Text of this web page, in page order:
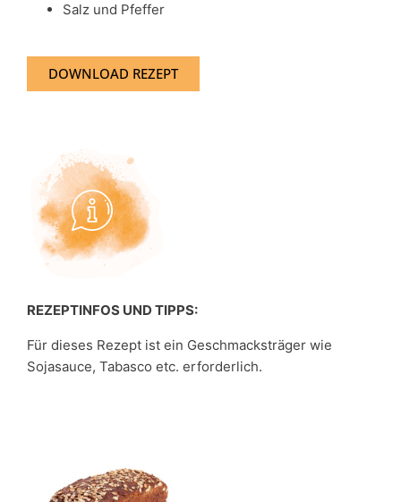
Salz und Pfeffer
DOWNLOAD REZEPT
REZEPTINFOS UND TIPPS:
Für dieses Rezept ist ein Geschmacksträger wie
Sojasauce, Tabasco etc. erforderlich.